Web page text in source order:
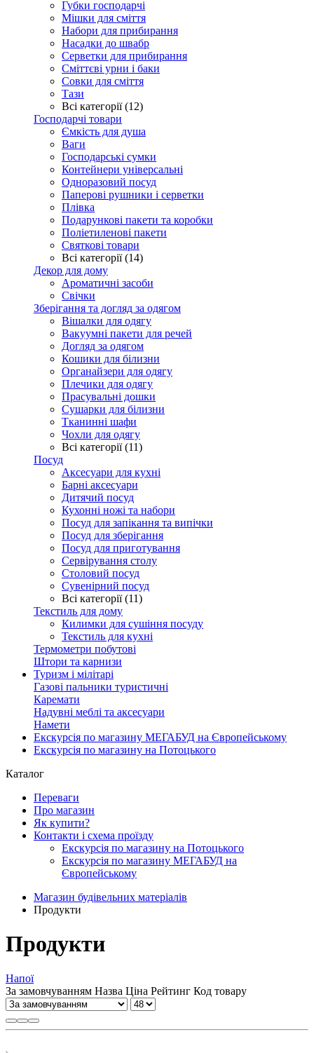
Губки господарчі
Мішки для сміття
Набори для прибирання
Насадки до швабр
Серветки для прибирання
Сміттєві урни і баки
Совки для сміття
Тази
Всі категорії (12)
Господарчі товари
Ємкість для душа
Ваги
Господарські сумки
Контейнери універсальні
Одноразовий посуд
Паперові рушники і серветки
Плівка
Подарункові пакети та коробки
Поліетиленові пакети
Святкові товари
Всі категорії (14)
Декор для дому
Ароматичні засоби
Свічки
Зберігання та догляд за одягом
Вішалки для одягу
Вакуумні пакети для речей
Догляд за одягом
Кошики для білизни
Органайзери для одягу
Плечики для одягу
Прасувальні дошки
Сушарки для білизни
Тканинні шафи
Чохли для одягу
Всі категорії (11)
Посуд
Аксесуари для кухні
Барні аксесуари
Дитячий посуд
Кухонні ножі та набори
Посуд для запікання та випічки
Посуд для зберігання
Посуд для приготування
Сервірування столу
Столовий посуд
Сувенірний посуд
Всі категорії (11)
Текстиль для дому
Килимки для сушіння посуду
Текстиль для кухні
Термометри побутові
Штори та карнизи
Туризм і мілітарі
Газові пальники туристичні
Каремати
Надувні меблі та аксесуари
Намети
Екскурсія по магазину МЕГАБУД на Європейському
Екскурсія по магазину на Потоцького
Каталог
Переваги
Про магазин
Як купити?
Контакти і схема проїзду
Екскурсія по магазину на Потоцького
Екскурсія по магазину МЕГАБУД на
Європейському
Магазин будівельних матеріалів
Продукти
Продукти
Напої
За замовчуванням Назва Ціна Рейтинг Код товару